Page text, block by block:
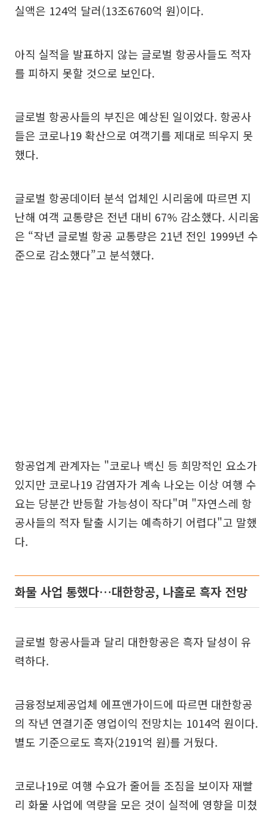
실액은 124억 달러(13조6760억 원)이다.
아직 실적을 발표하지 않는 글로벌 항공사들도 적자
를 피하지 못할 것으로 보인다.
글로벌 항공사들의 부진은 예상된 일이었다. 항공사
들은 코로나19 확산으로 여객기를 제대로 띄우지 못
했다.
글로벌 항공데이터 분석 업체인 시리움에 따르면 지
난해 여객 교통량은 전년 대비 67% 감소했다. 시리움
은 “작년 글로벌 항공 교통량은 21년 전인 1999년 수
준으로 감소했다”고 분석했다.
항공업계 관계자는 "코로나 백신 등 희망적인 요소가
있지만 코로나19 감염자가 계속 나오는 이상 여행 수
요는 당분간 반등할 가능성이 작다"며 "자연스레 항
공사들의 적자 탈출 시기는 예측하기 어렵다"고 말했
다.
화물 사업 통했다…대한항공, 나홀로 흑자 전망
글로벌 항공사들과 달리 대한항공은 흑자 달성이 유
력하다.
금융정보제공업체 에프앤가이드에 따르면 대한항공
의 작년 연결기준 영업이익 전망치는 1014억 원이다.
별도 기준으로도 흑자(2191억 원)를 거뒀다.
코로나19로 여행 수요가 줄어들 조짐을 보이자 재빨
리 화물 사업에 역량을 모은 것이 실적에 영향을 미쳤